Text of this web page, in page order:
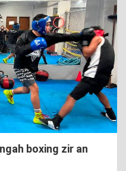
boxing zir an